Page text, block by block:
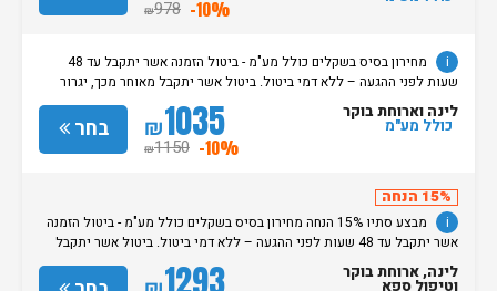
החל מצאת השבת/החג. שעת עזיבת חדרים בכל ימות השבוע עד השעה 11:00.
₪978 -10%
i
מחירון בסיס בשקלים כולל מע"מ - ביטול הזמנה אשר יתקבל עד 48
שעות לפני ההגעה – ללא דמי ביטול. ביטול אשר יתקבל מאוחר מכך, יגרור
חיוב בסך 50% מעלות ההזמנה. אי הגעה ללא כל הודעה מוקדמת תגרור חיוב
בסך 100% מעלות ההזמנה. מדיניות קבלת/עזיבת חדרים: שעת קבלת החדרים
הינה החל מהשעה 15:00. בימי שבת / חג: קבלת חדרים החל מצאת
השבת/החג. שעת עזיבת חדרים בכל ימות השבוע עד השעה 11:00. בימי שבת/
בחר ₪1035
₪1150 -10%
לינה וארוחת בוקר
כולל מע"מ
15% הנחה
i
מבצע סתיו 15% הנחה מחירון בסיס בשקלים כולל מע"מ - ביטול הזמנה
אשר יתקבל עד 48 שעות לפני ההגעה – ללא דמי ביטול. ביטול אשר יתקבל
מאוחר מכך, יגרור חיוב בסך 50% מעלות ההזמנה. אי הגעה ללא כל הודעה
מוקדמת תגרור חיוב בסך 100% מעלות ההזמנה. מדיניות קבלת/עזיבת חדרים:
לינה, ארוחת בוקר
וטיפול ספא